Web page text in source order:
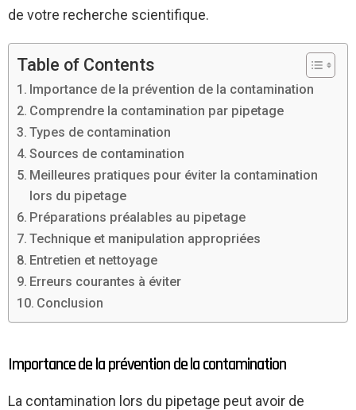
de votre recherche scientifique.
Table of Contents
Importance de la prévention de la contamination
Comprendre la contamination par pipetage
Types de contamination
Sources de contamination
Meilleures pratiques pour éviter la contamination
lors du pipetage
Préparations préalables au pipetage
Technique et manipulation appropriées
Entretien et nettoyage
Erreurs courantes à éviter
Conclusion
Importance de la prévention de la contamination
La contamination lors du pipetage peut avoir de